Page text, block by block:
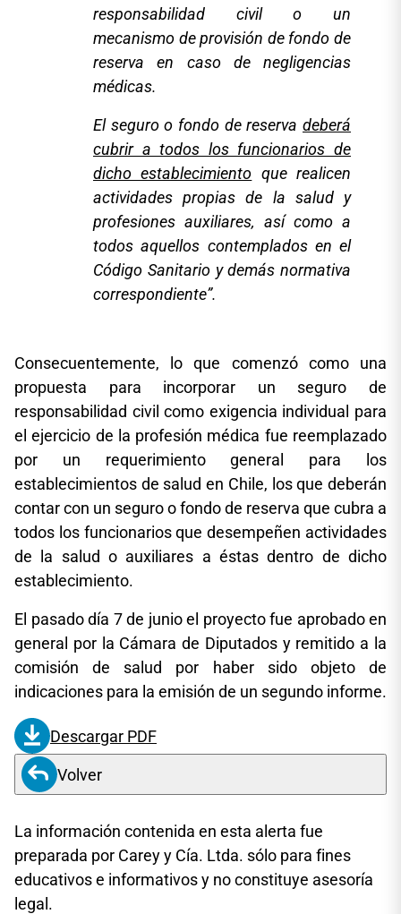
responsabilidad civil o un
mecanismo de provisión de fondo de
reserva en caso de negligencias
médicas.
El seguro o fondo de reserva deberá
cubrir a todos los funcionarios de
dicho establecimiento que realicen
actividades propias de la salud y
profesiones auxiliares, así como a
todos aquellos contemplados en el
Código Sanitario y demás normativa
correspondiente”.
Consecuentemente, lo que comenzó como una
propuesta para incorporar un seguro de
responsabilidad civil como exigencia individual para
el ejercicio de la profesión médica fue reemplazado
por un requerimiento general para los
establecimientos de salud en Chile, los que deberán
contar con un seguro o fondo de reserva que cubra a
todos los funcionarios que desempeñen actividades
de la salud o auxiliares a éstas dentro de dicho
establecimiento.
El pasado día 7 de junio el proyecto fue aprobado en
general por la Cámara de Diputados y remitido a la
comisión de salud por haber sido objeto de
indicaciones para la emisión de un segundo informe.
Descargar PDF
Volver
La información contenida en esta alerta fue
preparada por Carey y Cía. Ltda. sólo para fines
educativos e informativos y no constituye asesoría
legal.